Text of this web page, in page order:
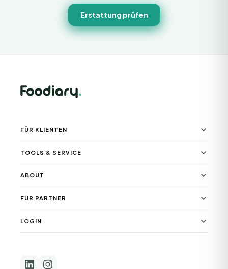
Erstattung prüfen
FÜR KLIENTEN
TOOLS & SERVICE
ABOUT
FÜR PARTNER
LOGIN